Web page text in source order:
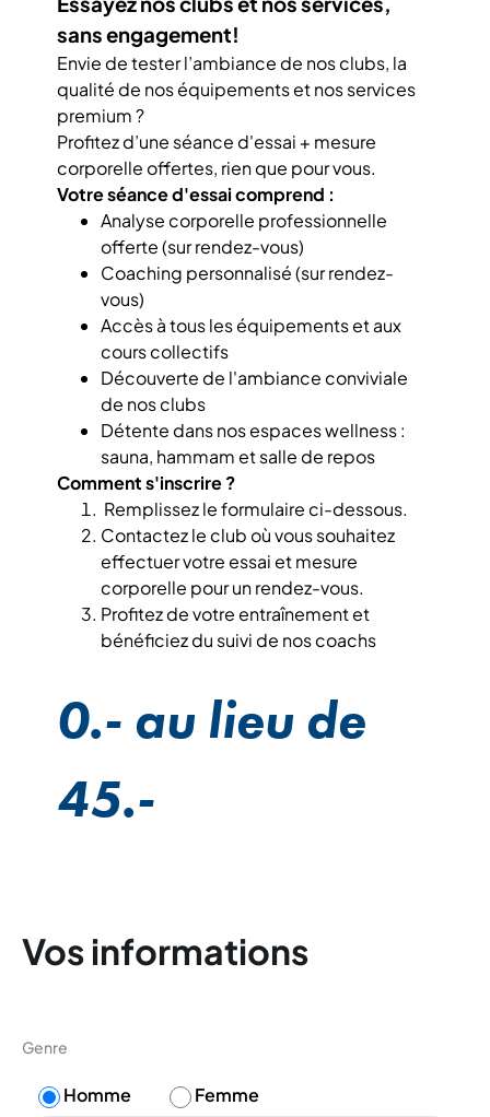
sans engagement!
Envie de tester l’ambiance de nos clubs, la
qualité de nos équipements et nos services
premium ?
Profitez d’une séance d'essai + mesure
corporelle offertes, rien que pour vous.
Votre séance d'essai comprend :
Analyse corporelle professionnelle
offerte (sur rendez-vous)
Coaching personnalisé (sur rendez-
vous)
Accès à tous les équipements et aux
cours collectifs
Découverte de l'ambiance conviviale
de nos clubs
Détente dans nos espaces wellness :
sauna, hammam et salle de repos
Comment s'inscrire ?
Remplissez le formulaire ci-dessous.
Contactez le club où vous souhaitez
effectuer votre essai et mesure
corporelle pour un rendez-vous.
Profitez de votre entraînement et
bénéficiez du suivi de nos coachs
0.- au lieu de
45.-
Vos informations
Genre
Homme Femme